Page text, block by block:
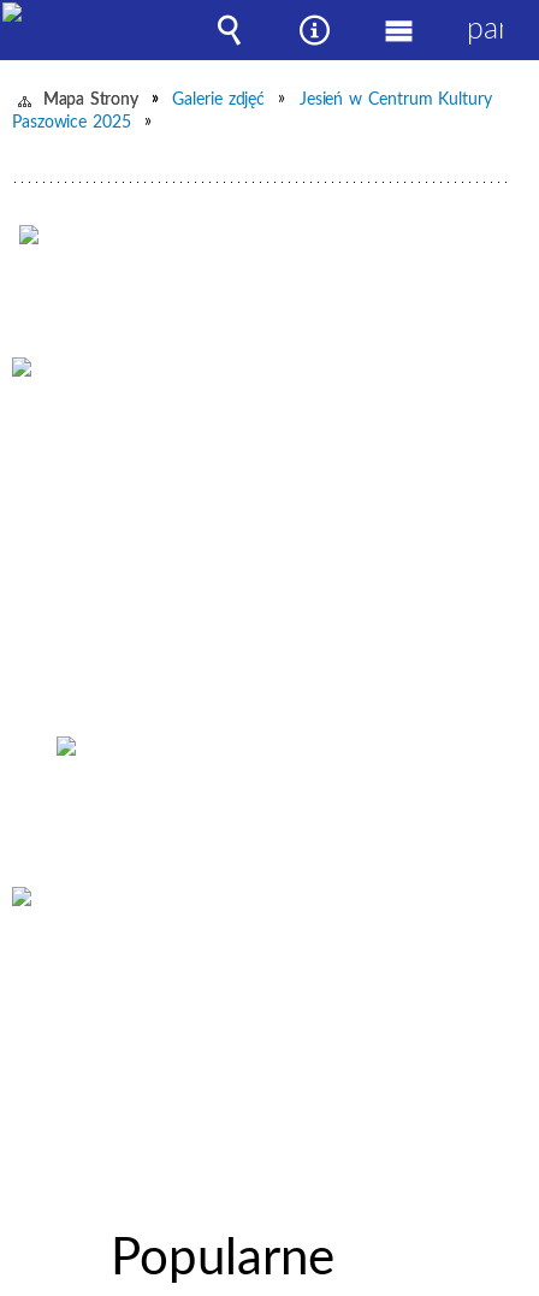
Mapa Strony Galerie zdjęć
Jesień w Centrum Kultury
Paszowice 2025
Popularne
Wyszukiwarka
Narzędzia
Menu
główne
panel